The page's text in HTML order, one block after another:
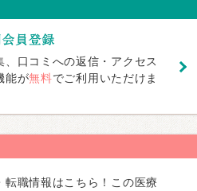
、口コミへの返信・アクセス
能が無料でご利用いただけま
転職情報はこちら！この医療